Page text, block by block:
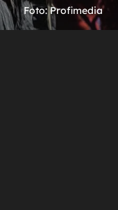
Foto: Profimedia